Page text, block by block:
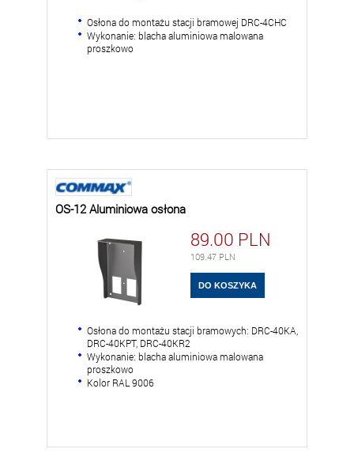
Osłona do montażu stacji bramowej DRC-4CHC
Wykonanie: blacha aluminiowa malowana
proszkowo
OS-12 Aluminiowa osłona
89.00 PLN
109.47 PLN
Osłona do montażu stacji bramowych: DRC-40KA,
DRC-40KPT, DRC-40KR2
Wykonanie: blacha aluminiowa malowana
proszkowo
Kolor RAL 9006